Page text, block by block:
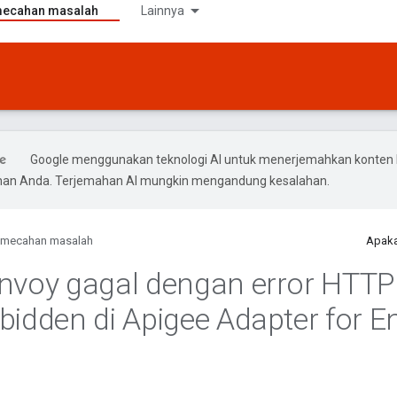
masalah Lainnya
Google menggunakan teknologi AI untuk menerjemahkan konten
Anda. Terjemahan AI mungkin mengandung kesalahan.
masalah
gagal dengan error HTTP
di Apigee Adapter for